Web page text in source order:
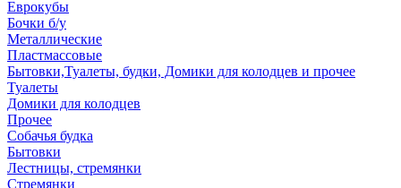
Еврокубы
Бочки б/у
Металлические
Пластмассовые
Бытовки,Туалеты, будки, Домики для колодцев и прочее
Туалеты
Домики для колодцев
Прочее
Собачья будка
Бытовки
Лестницы, стремянки
Стремянки